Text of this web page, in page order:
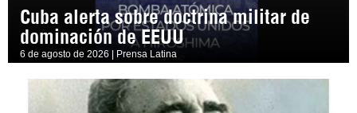
Cuba alerta sobre doctrina militar de
dominación de EEUU
6 de agosto de 2026 | Prensa Latina